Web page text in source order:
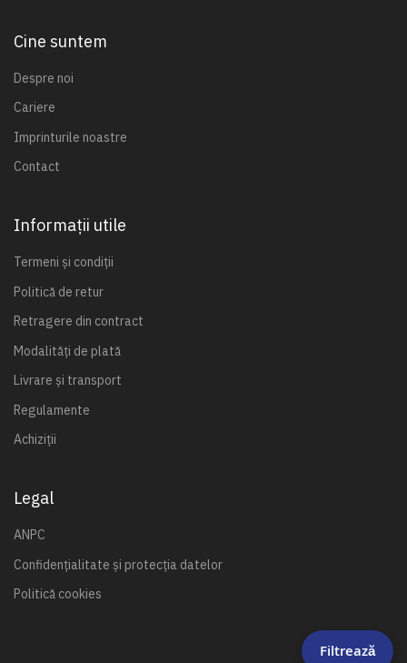
Cine suntem
Despre noi
Cariere
Imprinturile noastre
Contact
Informații utile
Termeni și condiții
Politică de retur
Retragere din contract
Modalități de plată
Livrare și transport
Regulamente
Achiziții
Legal
ANPC
Confidențialitate și protecția datelor
Politică cookies
Filtrează